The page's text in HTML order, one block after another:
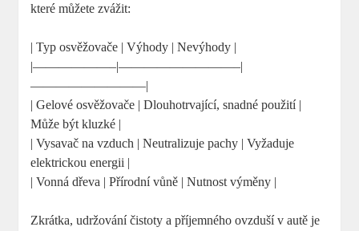
které můžete zvážit:
| Typ osvěžovače | Výhody | Nevýhody |
|——————–|—————————–|
—————————|
| Gelové osvěžovače | Dlouhotrvající, snadné použití |
Může být kluzké |
| Vysavač na vzduch | Neutralizuje pachy | Vyžaduje
elektrickou energii |
| Vonná dřeva | Přírodní vůně | Nutnost výměny |
Zkrátka, udržování čistoty a příjemného ovzduší v autě je